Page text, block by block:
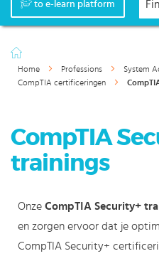
to e-learn platform
Home Professions System
CompTIA certificeringen
CompTIA
trainings
Onze CompTIA Security+
en zorgen ervoor dat je
CompTIA Security+